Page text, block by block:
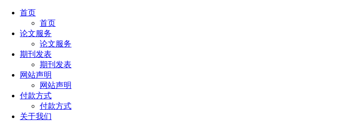
首页
首页
论文服务
论文服务
期刊发表
期刊发表
网站声明
网站声明
付款方式
付款方式
关于我们